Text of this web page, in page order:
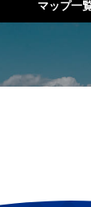
マップ一